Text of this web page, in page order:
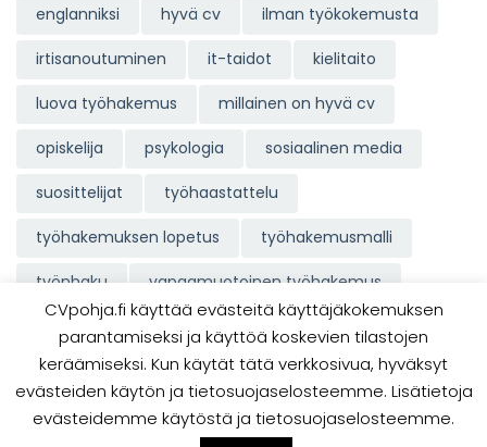
englanniksi hyvä cv ilman työkokemusta
irtisanoutuminen it-taidot kielitaito
luova työhakemus millainen on hyvä cv
opiskelija psykologia sosiaalinen media
suosittelijat työhaastattelu
työhakemuksen lopetus työhakemusmalli
työnhaku vapaamuotoinen työhakemus
Copyright © CVpohja.fi 2023 | Y-tunnus 2680861-
4
CVpohja.fi käyttää evästeitä käyttäjäkokemuksen
parantamiseksi ja käyttöä koskevien tilastojen
keräämiseksi. Kun käytät tätä verkkosivua, hyväksyt
evästeiden käytön ja tietosuojaselosteemme. Lisätietoja
evästeidemme käytöstä ja tietosuojaselosteemme.